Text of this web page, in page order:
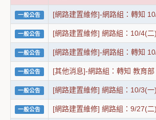
一般公告 [網路建置維修]-網路組：轉知
一般公告 [網路建置維修] 網路組：10/4(
一般公告 [網路建置維修]-網路組：轉知
一般公告 [其他消息]-網路組：轉知 教育
一般公告 [網路建置維修] 網路組：10/3(
一般公告 [網路建置維修] 網路組：9/27(